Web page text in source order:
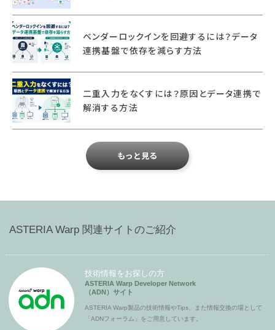
もっと見る
ベンダーロックインを回避するには？データ
連携基盤で依存を減らす方法
二重入力をなくすには？原因とデータ連携で
解消する方法
ASTERIA Warp 関連サイトのご紹介
技術情報をお探しの方
ASTERIA Warp Developer Network
（ADN）サイト
ASTERIA Warp製品の技術情報やTips、また情報交換の場として
「ADNフォーラム」をご用意しています。